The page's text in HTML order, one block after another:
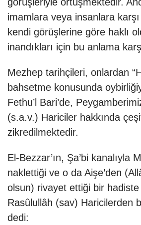
imamlara veya insanlara karşı
kendi görüşlerine göre haklı
inandıkları için bu anlama
Mezhep tarihçileri, onlardan
bahsetme konusunda
Fethu’l Bari’de,
(s.a.v.) Hariciler hakkında
zikredilmektedir.
El-Bezzar’ın, Şa’bi kanalıyla
naklettiği ve o da Aişe’den
olsun) rivayet ettiği bir
Rasûlullâh (sav) Haricilerden
dedi: